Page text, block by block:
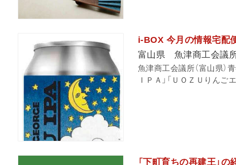
i-BOX 今月の情報宅配
富山県 魚津商工会議
魚津商工会議所（富山県）
ＩＰＡ」「ＵＯＺＵりんご
「下町育ちの再建王」